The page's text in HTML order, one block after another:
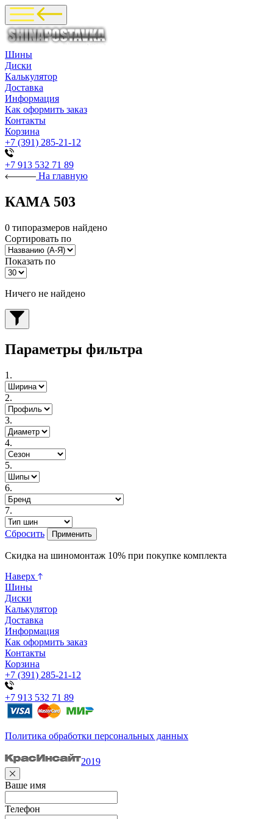
Шины
Диски
Калькулятор
Доставка
Информация
Как оформить заказ
Контакты
Корзина
+7 (391) 285-21-12
+7 913 532 71 89
На главную
КАМА 503
0 типоразмеров найдено
Сортировать по
Показать по
Ничего не найдено
Параметры фильтра
1.
2.
3.
4.
5.
6.
7.
Сбросить Применить
Скидка на шиномонтаж 10% при покупке комплекта
Наверх
Шины
Диски
Калькулятор
Доставка
Информация
Как оформить заказ
Контакты
Корзина
+7 (391) 285-21-12
+7 913 532 71 89
Политика обработки персональных данных
2019
Ваше имя
Телефон